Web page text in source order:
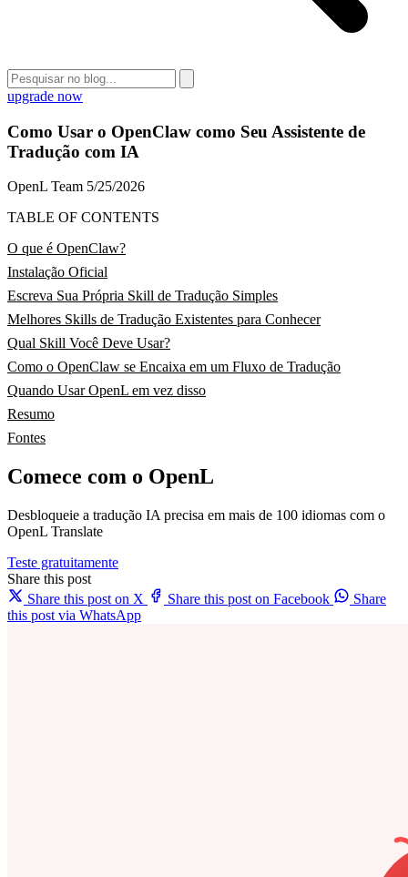
upgrade now
Como Usar o OpenClaw como Seu Assistente de
Tradução com IA
OpenL Team 5/25/2026
TABLE OF CONTENTS
O que é OpenClaw?
Instalação Oficial
Escreva Sua Própria Skill de Tradução Simples
Melhores Skills de Tradução Existentes para Conhecer
Qual Skill Você Deve Usar?
Como o OpenClaw se Encaixa em um Fluxo de Tradução
Quando Usar OpenL em vez disso
Resumo
Fontes
Comece com o OpenL
Desbloqueie a tradução IA precisa em mais de 100 idiomas com o
OpenL Translate
Teste gratuitamente
Share this post
Share this post on X
Share this post on Facebook
Share
this post via WhatsApp